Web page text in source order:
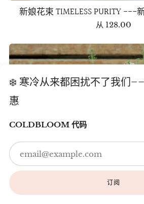
❄️ 寒冷从来都困扰不了我们
惠
COLDBLOOM 代码
订阅
新娘花束 TIMELESS PURITY ---
从 128.00